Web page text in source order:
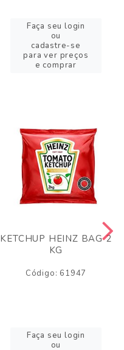
Faça seu login
ou
cadastre-se
para ver preços
e comprar
KETCHUP HEINZ BAG 2
KG
Código: 61947
Faça seu login
ou